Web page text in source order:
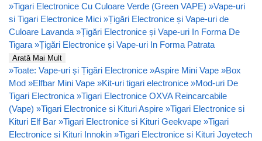
»Tigari Electronice Cu Culoare Verde (Green VAPE) »Vape-uri
si Tigari Electronice Mici »Țigări Electronice și Vape-uri de
Culoare Lavanda »Țigări Electronice și Vape-uri In Forma De
Tigara »Țigări Electronice și Vape-uri In Forma Patrata
Arată Mai Mult
»Toate: Vape-uri și Țigări Electronice »Aspire Mini Vape »Box
Mod »Elfbar Mini Vape »Kit-uri tigari electronice »Mod-uri De
Tigari Electronica »Tigari Electronice OXVA Reincarcabile
(Vape) »Tigari Electronice si Kituri Aspire »Tigari Electronice si
Kituri Elf Bar »Tigari Electronice si Kituri Geekvape »Tigari
Electronice si Kituri Innokin »Tigari Electronice si Kituri Joyetech